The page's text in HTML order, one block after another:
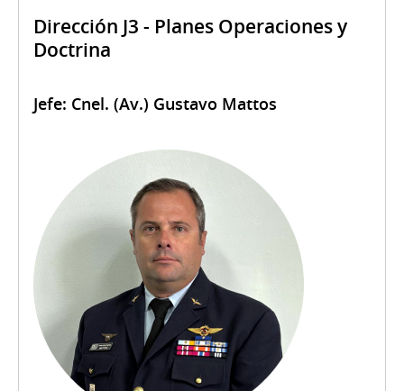
Dirección J3 - Planes Operaciones y
Doctrina
Jefe: Cnel. (Av.) Gustavo Mattos